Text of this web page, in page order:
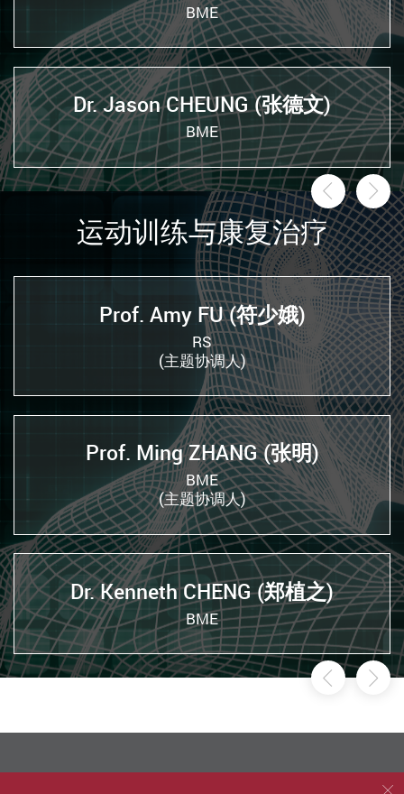
前一页
BME
Dr. Jason CHEUNG (张德文)
BME
后
运动训练与康复治疗
前一页
Prof. Amy FU (符少娥)
RS
(主题协调人)
Prof. Ming ZHANG (张明)
BME
(主题协调人)
Dr. Kenneth CHENG (郑植之)
BME
后